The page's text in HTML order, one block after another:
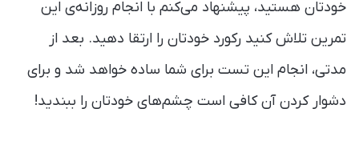
خودتان هستید، پیشنهاد می‌کنم با انجام روزانه‌ی این
تمرین تلاش کنید رکورد خودتان را ارتقا دهید. بعد از
مدتی، انجام این تست برای شما ساده خواهد شد و برای
دشوار کردن آن کافی است چشم‌های خودتان را ببندید!